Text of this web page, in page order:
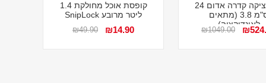
סיר יציקה קדרה אדום 24
ס"מ 3.8 (מתאים
לאינדוקציה)
₪1049.00
קופסת אוכל מחולקת 1.4
ליטר מרובע SnipLock
₪14.90
₪49.90